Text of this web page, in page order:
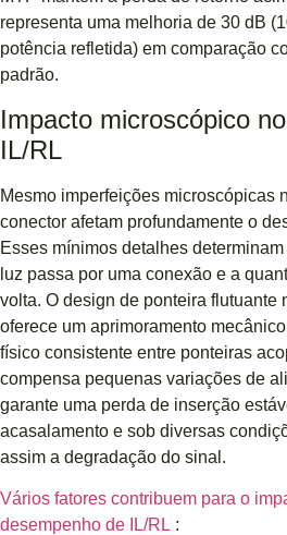
representa uma melhoria de 30 dB
potência refletida) em comparação
padrão.
Impacto microscópico
IL/RL
Mesmo imperfeições microscópicas
conector afetam profundamente o
Esses mínimos detalhes
luz passa por uma conexão e a
volta. O design de ponteira flutuante
oferece um aprimoramento
físico consistente entre ponteiras
compensa pequenas variações de
garante uma perda de inserção
acasalamento e sob diversas
assim a degradação do sinal.
Vários fatores contribuem para o
desempenho de IL/RL :